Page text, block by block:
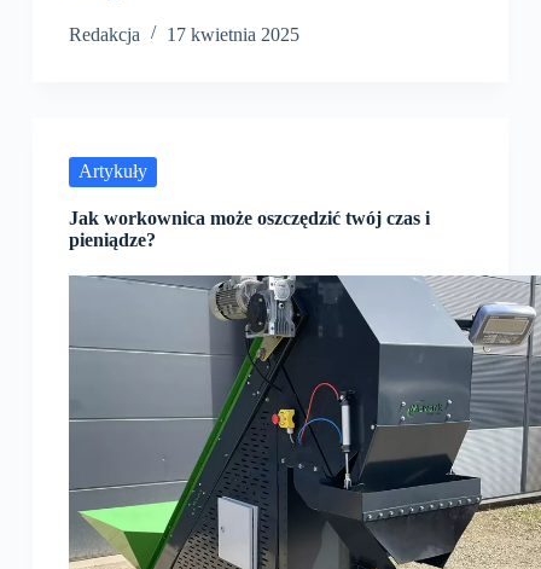
Redakcja 17 kwietnia 2025
Artykuły
Jak workownica może oszczędzić twój czas i
pieniądze?